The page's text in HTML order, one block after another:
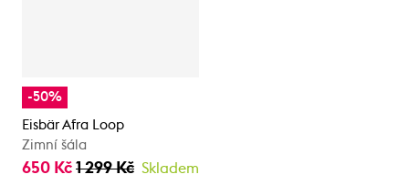
-50%
Eisbär Afra Loop
Zimní šála
650 Kč 1 299 Kč Skladem